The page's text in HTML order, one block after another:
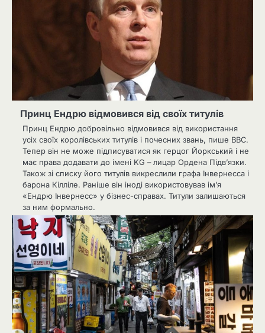
Принц Ендрю відмовився від своїх титулів
Принц Ендрю добровільно відмовився від використання
усіх своїх королівських титулів і почесних звань, пише BBC.
Тепер він не може підписуватися як герцог Йоркський і не
має права додавати до імені KG – лицар Ордена Підвʼязки.
Також зі списку його титулів викреслили графа Інвернесса і
барона Кілліле. Раніше він іноді використовував ім’я
«Ендрю Інвернесс» у бізнес-справах. Титули залишаються
за ним формально.